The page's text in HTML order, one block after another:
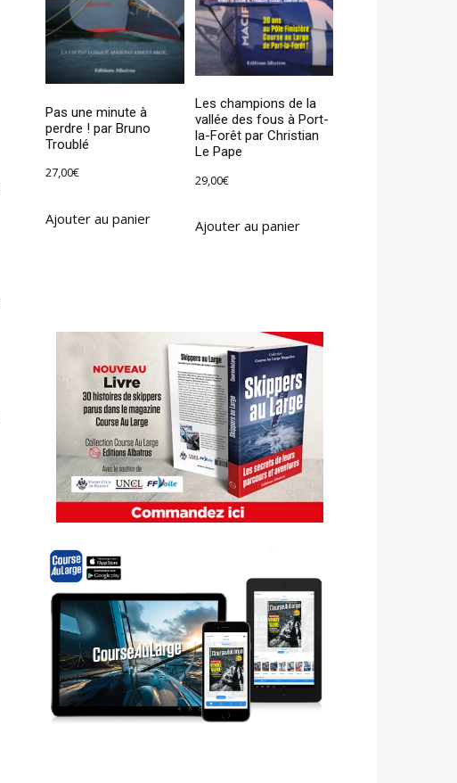
Pas une minute à
perdre ! par Bruno
Troublé
27,00€
Ajouter au panier
Les champions de la
vallée des fous à Port-
la-Forêt par Christian
Le Pape
29,00€
Ajouter au panier